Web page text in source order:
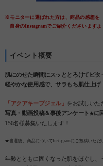
※モニターに選ばれた方は、商品の感想を
自身のInstagramでご紹介くださいますよ
イベント概要
肌にのせた瞬間にスッととろけてピタ
軽やかな使用感で、サラもち肌仕上げ
「アクアキープジェル」 をお試しいた
写真・動画投稿＆事後アンケート ★に
150名様募集いたします！
★当選後、商品についてInstagramにご投稿いただ
年齢とともに固くなった肌をほぐし